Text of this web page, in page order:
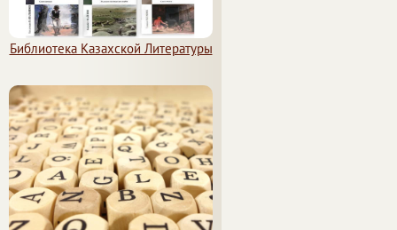
Библиотека Казахской Литературы